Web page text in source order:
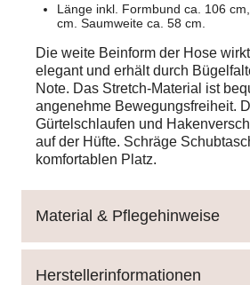
Länge inkl. Formbund ca. 106
cm. Saumweite ca. 58 cm.
Die weite Beinform der Hose
elegant und erhält durch
Note. Das Stretch-Material ist
angenehme Bewegungsfreiheit.
Gürtelschlaufen und
auf der Hüfte. Schräge
komfortablen Platz.
Material & Pflegehinweise
Herstellerinformationen